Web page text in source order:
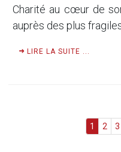
Charité au cœur de
auprès des plus
LIRE LA SUITE ...
1 2 3